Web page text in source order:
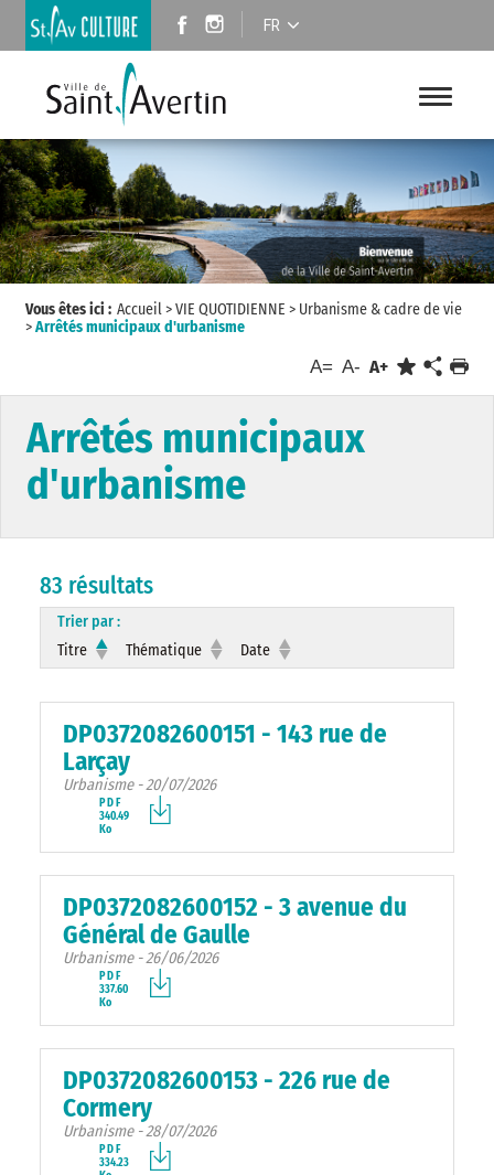
FR
Vous êtes ici : Accueil>VIE QUOTIDIENNE > Urbanisme & cadre de vie
>Arrêtés municipaux d'urbanisme
A= A- A+
Arrêtés municipaux
d'urbanisme
83 résultats
Trier par :
Titre
Thématique Date
DP0372082600151 - 143 rue de
Larçay
Urbanisme - 20/07/2026
PDF
340.49
Ko
DP0372082600152 - 3 avenue du
Général de Gaulle
Urbanisme - 26/06/2026
PDF
337.60
Ko
DP0372082600153 - 226 rue de
Cormery
Urbanisme - 28/07/2026
PDF
334.23